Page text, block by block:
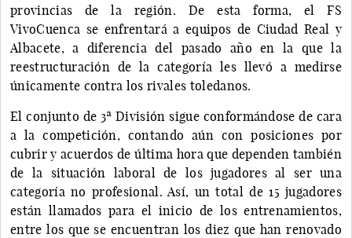
provincias de la región. De esta forma, el FS
VivoCuenca se enfrentará a equipos de Ciudad Real y
Albacete, a diferencia del pasado año en la que la
reestructuración de la categoría les llevó a medirse
únicamente contra los rivales toledanos.
El conjunto de 3ª División sigue conformándose de cara
a la competición, contando aún con posiciones por
cubrir y acuerdos de última hora que dependen también
de la situación laboral de los jugadores al ser una
categoría no profesional. Así, un total de 15 jugadores
están llamados para el inicio de los entrenamientos,
entre los que se encuentran los diez que han renovado